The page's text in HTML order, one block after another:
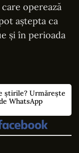
operează
aștepta ca
și în perioada
știrile? Urmărește
WhatsApp